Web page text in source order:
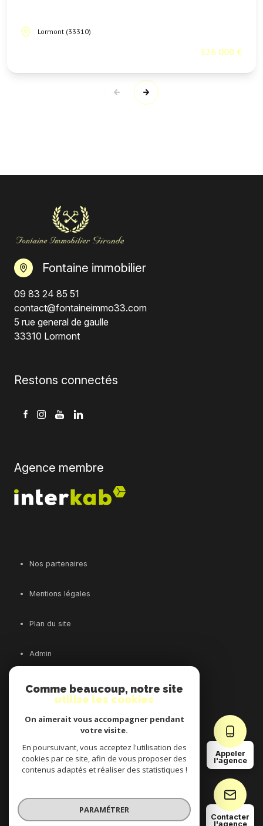
Appeler
l'agence
Contacter
l'agence
Lormont (33310)
326 000 €
Fontaine immobilier
09 83 24 85 51
contact@fontaineimmo33.com
5 rue general de gaulle
33310 Lormont
Restons connectés
Agence membre
Nos partenaires
Mentions légales
Plan du site
Admin
Nos honoraires
© 2026 | Tous droits réservés
Comme beaucoup, notre site
utilise les cookies
On aimerait vous accompagner pendant
votre visite.
En poursuivant, vous acceptez l'utilisation des
cookies par ce site, afin de vous proposer des
contenus adaptés et réaliser des statistiques !
PARAMÉTRER